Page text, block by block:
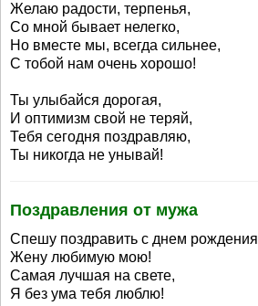
Желаю радости, терпенья,
Со мной бывает нелегко,
Но вместе мы, всегда сильнее,
С тобой нам очень хорошо!
Ты улыбайся дорогая,
И оптимизм свой не теряй,
Тебя сегодня поздравляю,
Ты никогда не унывай!
Поздравления от мужа
Спешу поздравить с днем рождения
Жену любимую мою!
Самая лучшая на свете,
Я без ума тебя люблю!